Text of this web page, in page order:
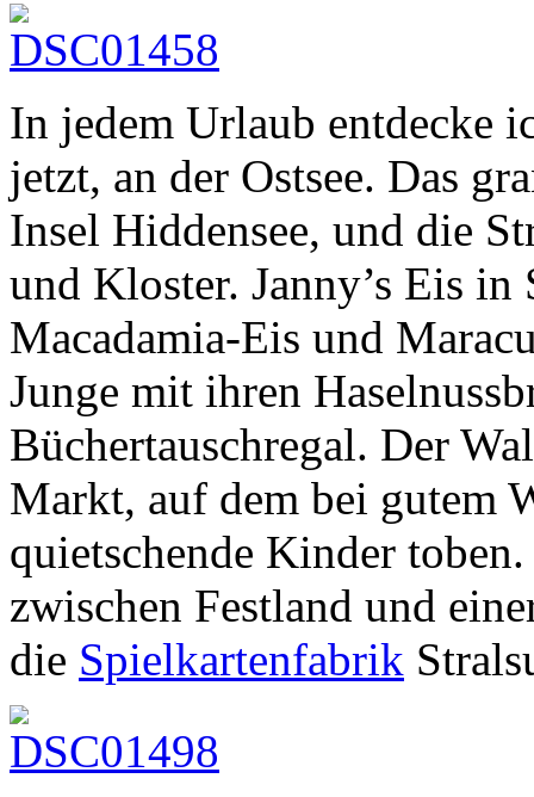
In jedem Urlaub entdecke
jetzt, an der Ostsee. Das
Insel Hiddensee, und die
und Kloster. Janny’s Eis in
Macadamia-Eis und
Junge mit ihren
Büchertauschregal. Der
Markt, auf dem bei gutem
quietschende Kinder
zwischen Festland und
die Spielkartenfabrik